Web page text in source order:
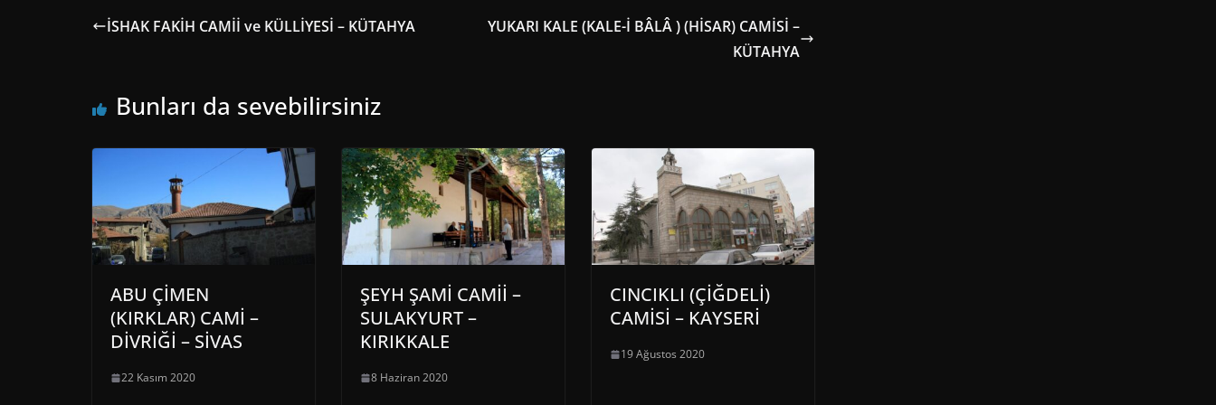
İSHAK FAKİH CAMİİ ve KÜLLİYESİ – KÜTAHYA
YUKARI KALE (KALE-İ BÂLÂ ) (HİSAR) CAMİSİ –
KÜTAHYA
Bunları da sevebilirsiniz
ABU ÇİMEN
(KIRKLAR) CAMİ –
DİVRİĞİ – SİVAS
22 Kasım 2020
ŞEYH ŞAMİ CAMİİ –
SULAKYURT –
KIRIKKALE
8 Haziran 2020
CINCIKLI (ÇİĞDELİ)
CAMİSİ – KAYSERİ
19 Ağustos 2020